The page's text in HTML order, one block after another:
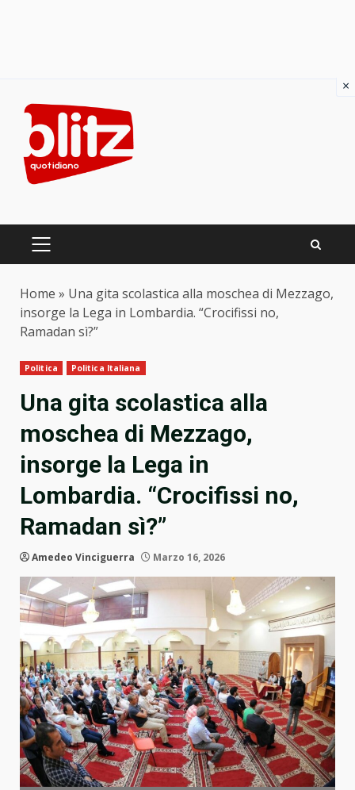
content
PRIMARY
Home » Una gita scolastica alla moschea di Mezzago,
insorge la Lega in Lombardia. “Crocifissi no,
Ramadan sì?”
Politica Politica Italiana
Una gita scolastica alla
moschea di Mezzago,
insorge la Lega in
Lombardia. “Crocifissi no,
Ramadan sì?”
Amedeo Vinciguerra Marzo 16, 2026
×